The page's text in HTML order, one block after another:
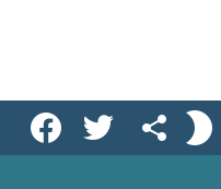
FacebookTwitter
FOLLOW